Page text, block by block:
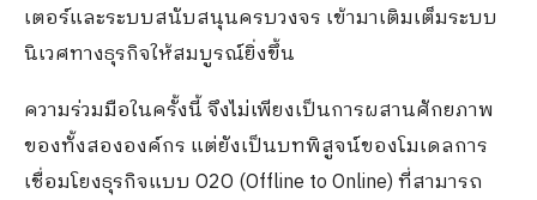
เตอร์และระบบสนับสนุนครบวงจร เข้ามาเติมเต็มระบบ
นิเวศทางธุรกิจให้สมบูรณ์ยิ่งขึ้น
ความร่วมมือในครั้งนี้ จึงไม่เพียงเป็นการผสานศักยภาพ
ของทั้งสององค์กร แต่ยังเป็นบทพิสูจน์ของโมเดลการ
เชื่อมโยงธุรกิจแบบ O2O (Offline to Online) ที่สามารถ